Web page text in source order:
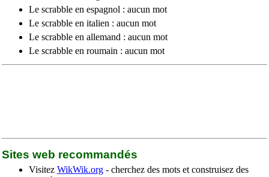
Le scrabble en espagnol : aucun mot
Le scrabble en italien : aucun mot
Le scrabble en allemand : aucun mot
Le scrabble en roumain : aucun mot
Sites web recommandés
Visitez WikWik.org - cherchez des mots et construisez des